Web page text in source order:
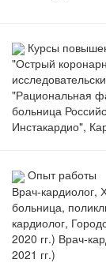
Курсы
"Острый
"Рациональная
больница
Инстакардио",
Опыт работы
Врач-кардиолог,
больница,
кардиолог,
2020 гг.) Врач-
2021 гг.)